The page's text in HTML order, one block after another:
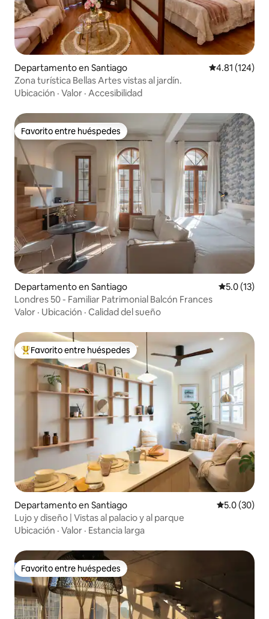
Departamento en Santiago Calificación
4.81 (124)
Zona turística Bellas Artes vistas al jardín.
Ubicación · Valor · Accesibilidad
Favorito entre huéspedes
Favorito entre huéspedes
Departamento en Santiago Calificación
5.0 (13)
Londres 50 - Familiar Patrimonial Balcón Frances
Valor · Ubicación · Calidad del sueño
De los mejores en Favorito entre huéspedes
Favorito entre huéspedes
Departamento en Santiago Calificación
5.0 (30)
Lujo y diseño | Vistas al palacio y al parque
Ubicación · Valor · Estancia larga
Favorito entre huéspedes
Favorito entre huéspedes